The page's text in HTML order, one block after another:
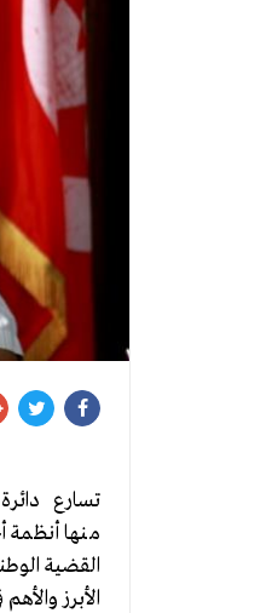
تسارع
منها
القضية
الأبرز